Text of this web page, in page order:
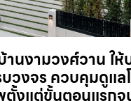
นงามวงศ์วาน ให้
วงจร ควบคุมดูแล
ตั้งแต่ขั้นตอนแรก